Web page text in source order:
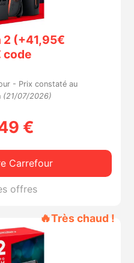
2 (+41,95€
code
- Prix constaté au
(21/07/2026)
€
Carrefour
offres
🔥Très chaud !